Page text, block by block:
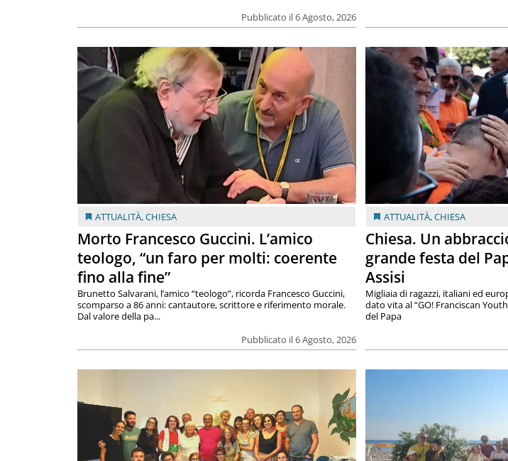
Pubblicato il 6 Agosto, 2026
ATTUALITÀ,CHIESA
Morto Francesco Guccini. L’amico
teologo, “un faro per molti: coerente
fino alla fine”
Pubblicato il 6 Agosto, 2026
Brunetto Salvarani, l’amico “teologo”, ricorda Francesco Guccini,
scomparso a 86 anni: cantautore, scrittore e riferimento morale.
Dal valore della pa...
ATTUALITÀ,CHIESA
Chiesa. Un
grande festa del
Assisi
Migliaia di ragazzi, italiani ed
dato vita al “GO! Franciscan
del Papa